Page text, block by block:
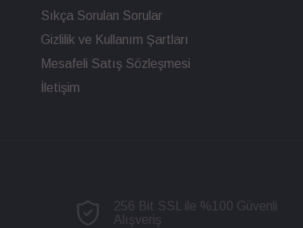
Sıkça Sorulan Sorular
Gizlilik ve Kullanım Şartları
Mesafeli Satış Sözleşmesi
İletişim
256 Bit SSL ile %100 Güvenli
Alışveriş